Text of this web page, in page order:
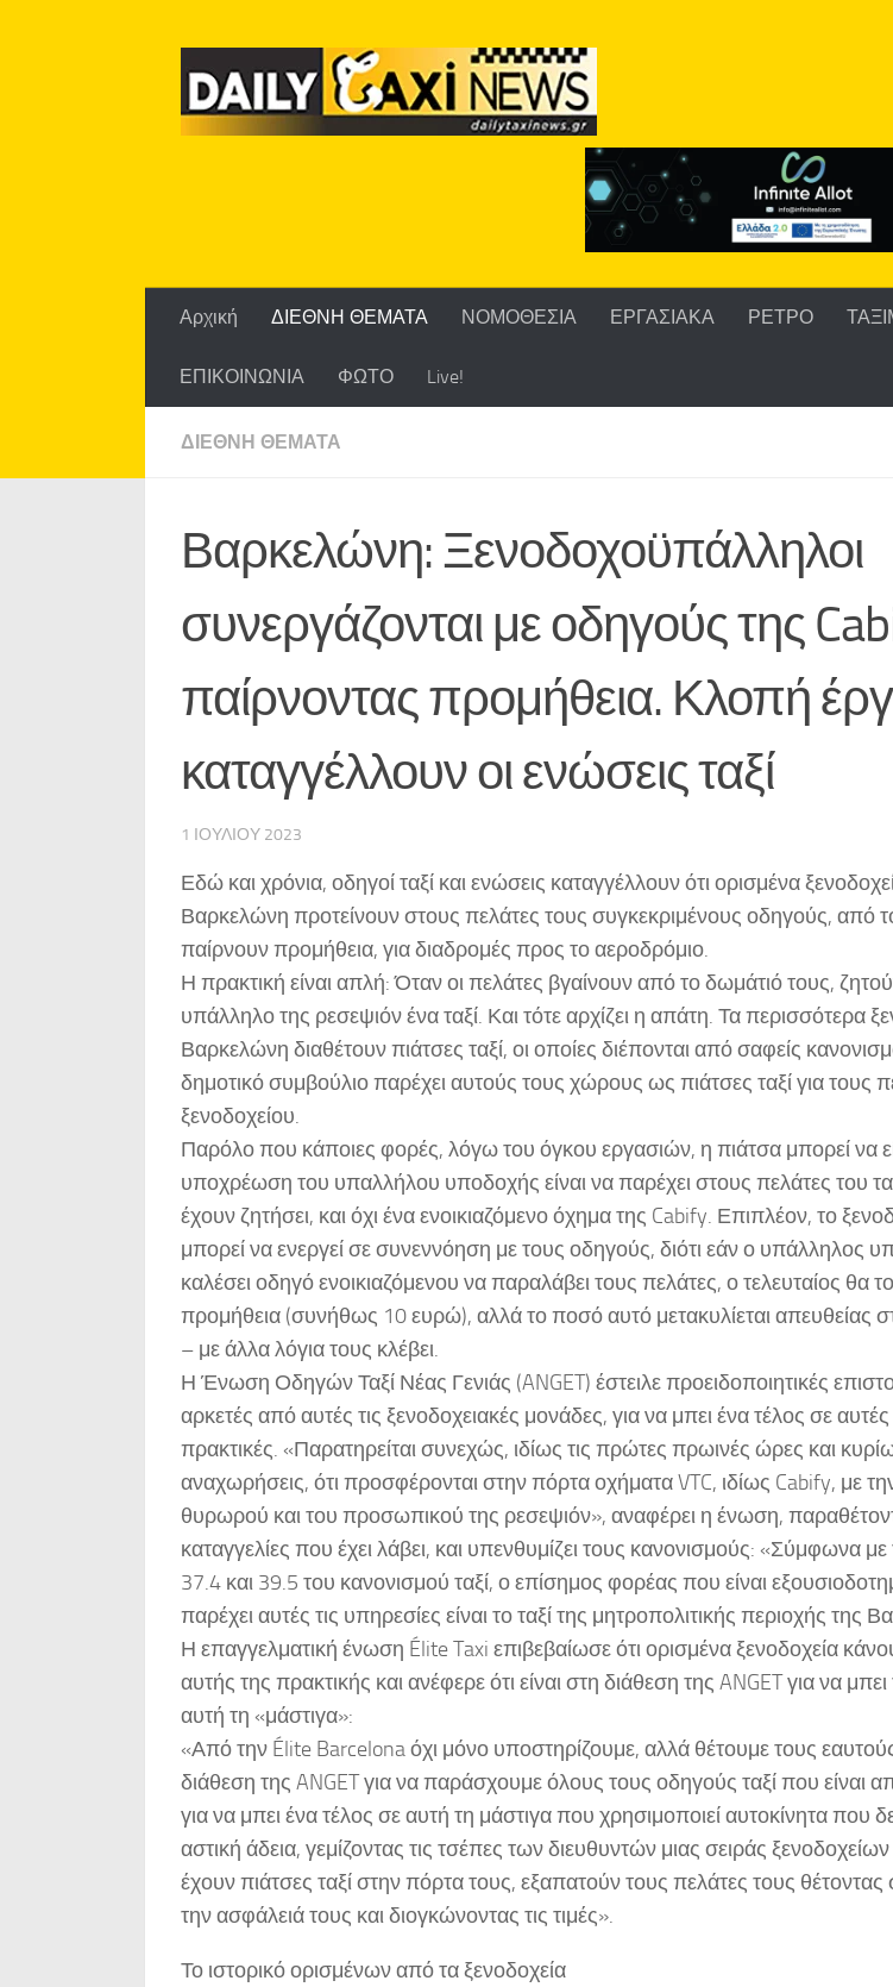
Αρχική ΔΙΕΘΝΗ ΘΕΜΑΤΑ ΝΟΜΟΘΕΣΙΑ ΕΡΓΑΣΙΑΚΑ ΡΕΤΡΟ
ΕΠΙΚΟΙΝΩΝΙΑ ΦΩΤΟ Live!
ΔΙΕΘΝΗ ΘΕΜΑΤΑ
Βαρκελώνη: Ξενοδοχοϋπάλληλοι
συνεργάζονται με οδηγούς της
παίρνοντας προμήθεια. Κλοπή
καταγγέλλουν οι ενώσεις ταξί
1 ΙΟΥΛΊΟΥ 2023
Εδώ και χρόνια, οδηγοί ταξί και ενώσεις καταγγέλλουν ότι ορισμένα
Βαρκελώνη προτείνουν στους πελάτες τους συγκεκριμένους οδηγούς, από
παίρνουν προμήθεια, για διαδρομές προς το αεροδρόμιο.
Η πρακτική είναι απλή: Όταν οι πελάτες βγαίνουν από το δωμάτιό τους,
υπάλληλο της ρεσεψιόν ένα ταξί. Και τότε αρχίζει η απάτη. Τα περισσότερα
Βαρκελώνη διαθέτουν πιάτσες ταξί, οι οποίες διέπονται από σαφείς
δημοτικό συμβούλιο παρέχει αυτούς τους χώρους ως πιάτσες ταξί για τους
ξενοδοχείου.
Παρόλο που κάποιες φορές, λόγω του όγκου εργασιών, η πιάτσα μπορεί να
υποχρέωση του υπαλλήλου υποδοχής είναι να παρέχει στους πελάτες του
έχουν ζητήσει, και όχι ένα ενοικιαζόμενο όχημα της Cabify. Επιπλέον, το
μπορεί να ενεργεί σε συνεννόηση με τους οδηγούς, διότι εάν ο υπάλληλος
καλέσει οδηγό ενοικιαζόμενου να παραλάβει τους πελάτες, ο τελευταίος θα
προμήθεια (συνήθως 10 ευρώ), αλλά το ποσό αυτό μετακυλίεται απευθείας
– με άλλα λόγια τους κλέβει.
Η Ένωση Οδηγών Ταξί Νέας Γενιάς (ANGET) έστειλε προειδοποιητικές
αρκετές από αυτές τις ξενοδοχειακές μονάδες, για να μπει ένα τέλος σε αυτές
πρακτικές. «Παρατηρείται συνεχώς, ιδίως τις πρώτες πρωινές ώρες και
αναχωρήσεις, ότι προσφέρονται στην πόρτα οχήματα VTC, ιδίως Cabify, με
θυρωρού και του προσωπικού της ρεσεψιόν», αναφέρει η ένωση,
καταγγελίες που έχει λάβει, και υπενθυμίζει τους κανονισμούς: «Σύμφωνα
37.4 και 39.5 του κανονισμού ταξί, ο επίσημος φορέας που είναι
παρέχει αυτές τις υπηρεσίες είναι το ταξί της μητροπολιτικής περιοχής της
Η επαγγελματική ένωση Élite Taxi επιβεβαίωσε ότι ορισμένα ξενοδοχεία
αυτής της πρακτικής και ανέφερε ότι είναι στη διάθεση της ANGET για να
αυτή τη «μάστιγα»:
«Από την Élite Barcelona όχι μόνο υποστηρίζουμε, αλλά θέτουμε τους
διάθεση της ANGET για να παράσχουμε όλους τους οδηγούς ταξί που είναι
για να μπει ένα τέλος σε αυτή τη μάστιγα που χρησιμοποιεί αυτοκίνητα που
αστική άδεια, γεμίζοντας τις τσέπες των διευθυντών μιας σειράς
έχουν πιάτσες ταξί στην πόρτα τους, εξαπατούν τους πελάτες τους θέτοντας
την ασφάλειά τους και διογκώνοντας τις τιμές».
Το ιστορικό ορισμένων από τα ξενοδοχεία